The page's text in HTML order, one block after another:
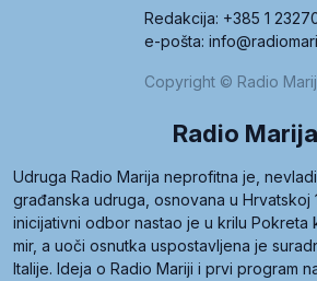
Redakcija: +385 1
e-pošta:
Copyright © Radio
Radio Marija
Udruga Radio Marija neprofitna je,
građanska udruga, osnovana u Hrvatskoj
inicijativni odbor nastao je u krilu Pokreta
mir, a uoči osnutka uspostavljena je
Italije. Ideja o Radio Mariji i prvi program